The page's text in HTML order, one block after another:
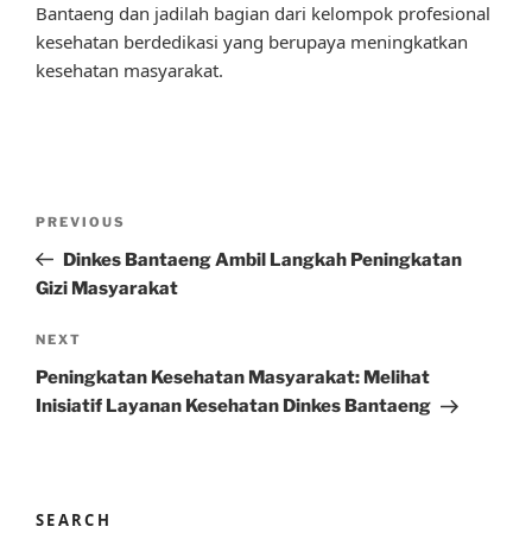
Bantaeng dan jadilah bagian dari kelompok profesional
kesehatan berdedikasi yang berupaya meningkatkan
kesehatan masyarakat.
Previous
Post
PREVIOUS
Dinkes Bantaeng Ambil Langkah Peningkatan
Gizi Masyarakat
Next
Post
NEXT
Peningkatan Kesehatan Masyarakat: Melihat
Inisiatif Layanan Kesehatan Dinkes Bantaeng
SEARCH